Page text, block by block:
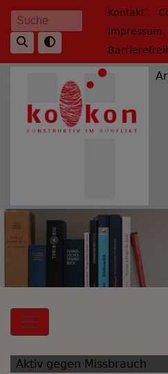
Direkt
zum
Inhalt
Suche
Kontakt
Impressum
Aktiv gegen Missbrauch